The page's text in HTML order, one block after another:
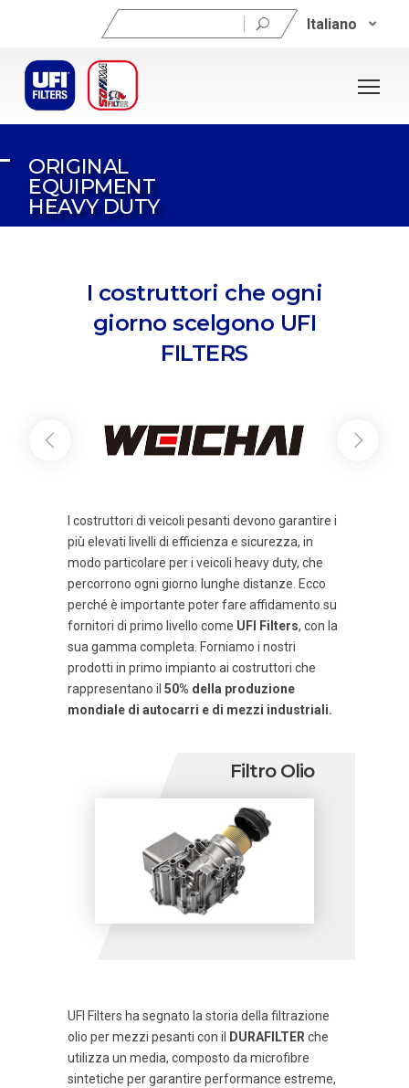
Ricerca
per:
Italiano
ORIGINAL
EQUIPMENT
HEAVY DUTY
I costruttori che ogni
giorno scelgono UFI
FILTERS
I costruttori di veicoli pesanti devono garantire i
più elevati livelli di efficienza e sicurezza, in
modo particolare per i veicoli heavy duty, che
percorrono ogni giorno lunghe distanze. Ecco
perché è importante poter fare affidamento su
fornitori di primo livello come UFI Filters, con la
sua gamma completa. Forniamo i nostri
prodotti in primo impianto ai costruttori che
rappresentano il 50% della produzione
mondiale di autocarri e di mezzi industriali.
Filtro Olio
UFI Filters ha segnato la storia della filtrazione
olio per mezzi pesanti con il
DURAFILTERche
utilizza un media, composto da microfibre
sintetiche per garantire performance estreme,